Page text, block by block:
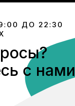
ДО 22:30
с нами